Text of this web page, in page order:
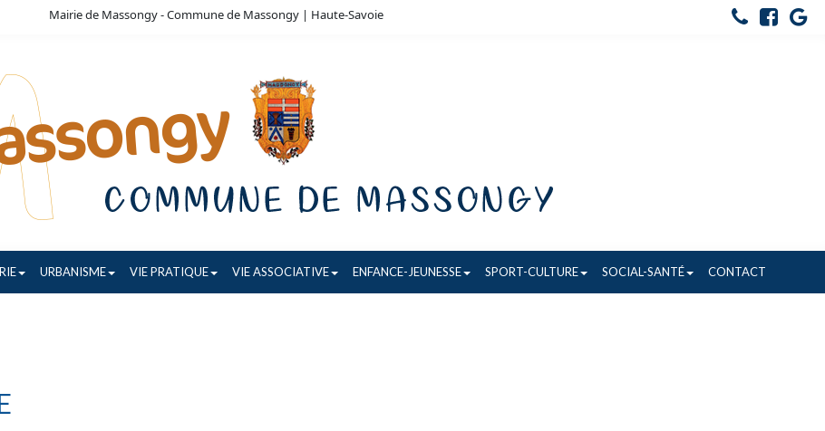
Mairie de Massongy - Commune de Massongy | Haute-Savoie
URBANISME VIE PRATIQUE VIE ASSOCIATIVE ENFANCE-JEUNESSE SPORT-CULTURE SOCIAL-SANTÉ CONTACT